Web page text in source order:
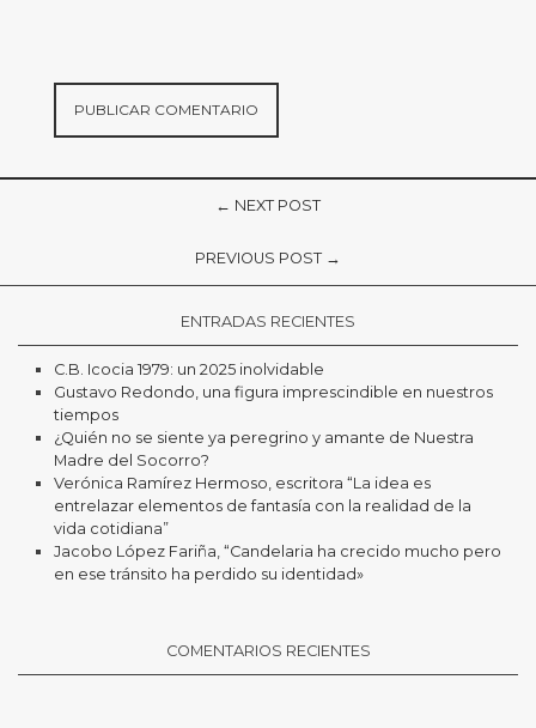
← NEXT POST
PREVIOUS POST →
ENTRADAS RECIENTES
C.B. Icocia 1979: un 2025 inolvidable
Gustavo Redondo, una figura imprescindible en nuestros
tiempos
¿Quién no se siente ya peregrino y amante de Nuestra
Madre del Socorro?
Verónica Ramírez Hermoso, escritora “La idea es
entrelazar elementos de fantasía con la realidad de la
vida cotidiana”
Jacobo López Fariña, “Candelaria ha crecido mucho pero
en ese tránsito ha perdido su identidad»
COMENTARIOS RECIENTES